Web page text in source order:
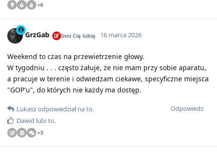
+6
GrzGab Inni Cię lubią 16 marca 2026
Weekend to czas na przewietrzenie głowy.
W tygodniu . . . często żałuje, że nie mam przy sobie aparatu,
a pracuje w terenie i odwiedzam ciekawe, specyficzne miejsca
"GOP'u", do których nie każdy ma dostęp.
Odpowiedz
Lukaszodpowiedział na to.
Dawid lubi to.
+3